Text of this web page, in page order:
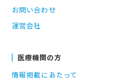
お問い合わせ
運営会社
医療機関の方
情報掲載にあたって